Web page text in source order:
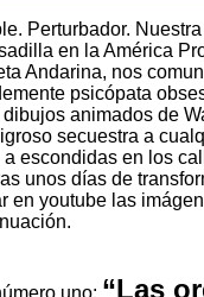
Perturbador.
en la América
Andarina, nos
psicópata
animados de
secuestra a
escondidas en los
unos días de
en youtube las
uno: “Las